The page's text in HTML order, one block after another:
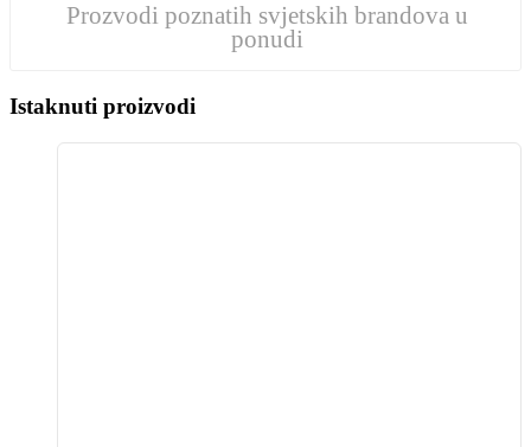
Prozvodi poznatih svjetskih brandova u
ponudi
Istaknuti proizvodi